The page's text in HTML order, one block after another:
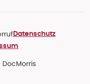
Datenschutz